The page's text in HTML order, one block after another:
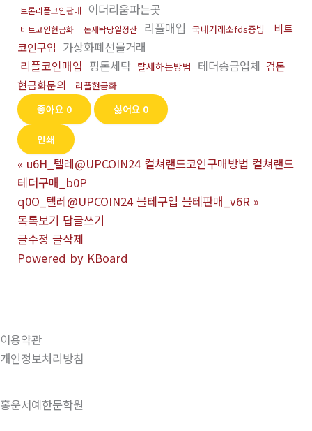
트론리플코인판매 이더리움파는곳
비트코인현금화 돈세탁당일정산 리플매입 국내거래소fds증빙
비트
코인구입 가상화폐선물거래
리플코인매입 핑돈세탁 탈세하는방법 테더송금업체 검돈
현금화문의
리플현금화
좋아요 0 싫어요 0
인쇄
« u6H_텔레@UPCOIN24 컬쳐랜드코인구매방법 컬쳐랜드
테더구매_b0P
q0O_텔레@UPCOIN24 블테구입 블테판매_v6R »
목록보기 답글쓰기
글수정 글삭제
Powered by KBoard
이용약관
개인정보처리방침
홍운서예한문학원